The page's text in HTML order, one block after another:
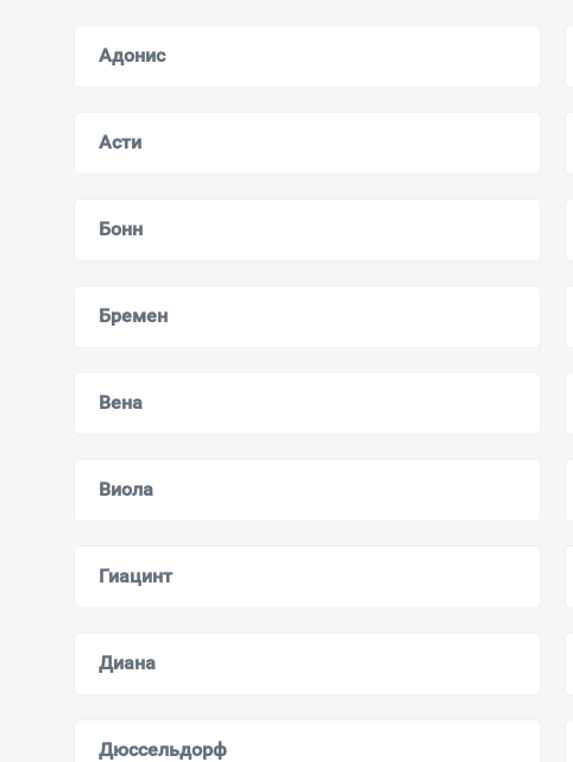
Адонис
Асти
Бонн
Бремен
Вена
Виола
Гиацинт
Диана
Дюссельдорф